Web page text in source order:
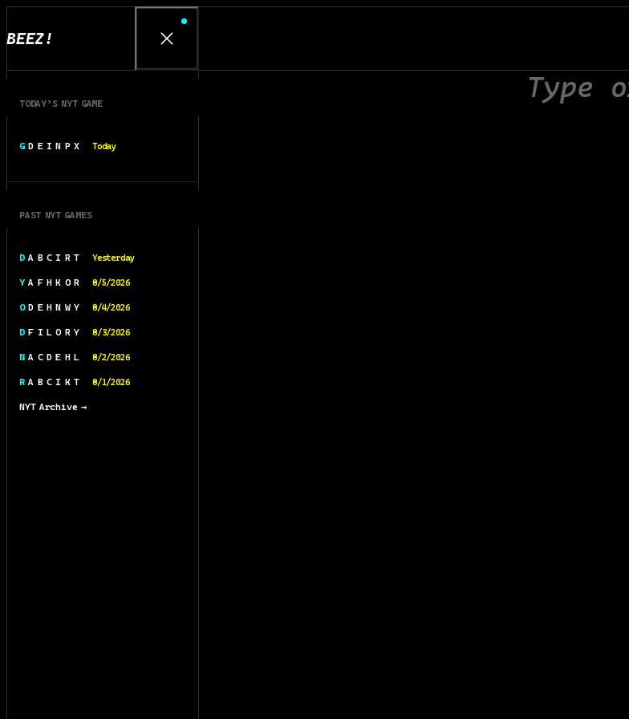
BEEZ!
TODAY’S NYT GAME
G D E I N P X Today
PAST NYT GAMES
D A B C I R T Yesterday
Y A F H K O R 8/5/2026
O D E H N W Y 8/4/2026
D F I L O R Y 8/3/2026
N A C D E H L 8/2/2026
R A B C I K T 8/1/2026
NYT Archive →